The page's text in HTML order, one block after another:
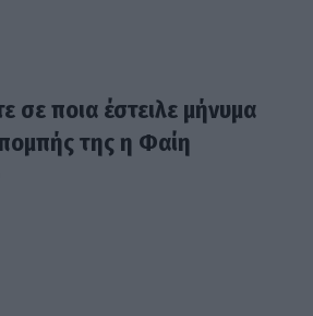
σε ποια έστειλε μήνυμα
της η Φαίη